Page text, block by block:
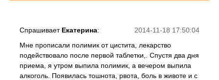
2014-11-18 17:50:04
Спрашивает Екатерина:
Мне прописали полимик от цистита, лекарство
подействовало после первой таблетки,. Спустя два дня
приема, я утром выпила полимик, а вечером выпила
алкоголь. Появилась тошнота, рвота, боль в животе и с